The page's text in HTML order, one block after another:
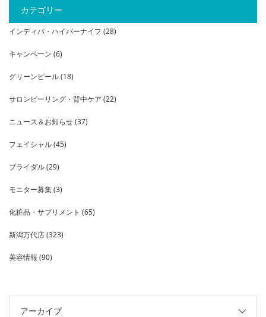
カテゴリー
インディバ・ハイパーナイフ (28)
キャンペーン (6)
グリーンピール(18)
サロンピーリング・背中ケア (22)
ニュース＆お知らせ(37)
フェイシャル(45)
ブライダル(29)
モニター募集(3)
化粧品・サプリメント (65)
新潟万代店(323)
美容情報 (90)
アーカイブ